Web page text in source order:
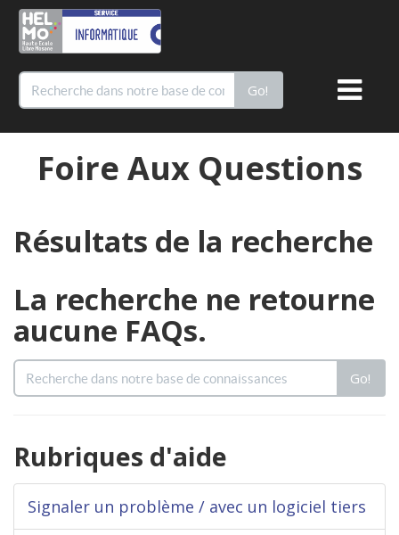
Go! Toggle
Foire Aux Questions
Résultats de la recherche
La recherche ne retourne
aucune FAQs.
Go!
Rubriques d'aide
Signaler un problème / avec un logiciel tiers